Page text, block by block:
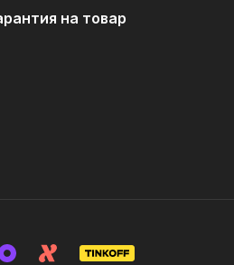
на товар